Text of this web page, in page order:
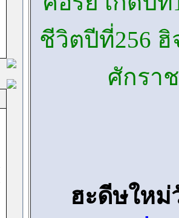
ชีวิตปีที่256 ฮิ
ศักรา
ฮะดีษให